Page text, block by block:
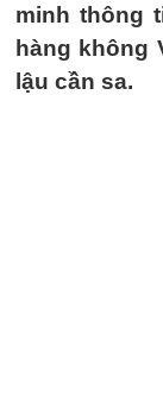
minh thông
hàng không
lậu cần sa.